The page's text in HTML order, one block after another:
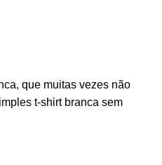
que muitas vezes não
t-shirt branca sem